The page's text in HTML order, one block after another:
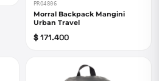
PRO4806
Morral Backpack Mangini
Urban Travel
$ 171.400